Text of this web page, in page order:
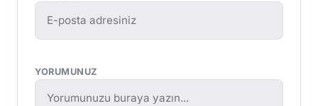
YORUMUNUZ